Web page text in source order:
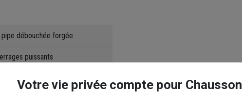
débouchée forgée
puissants
Votre vie privée compte pour Chausson